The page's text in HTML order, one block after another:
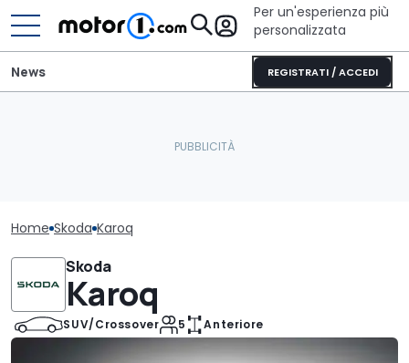
Per un'esperienza più
personalizzata
REGISTRATI / ACCEDI
News
Home Skoda Karoq
Skoda
Karoq
SUV/Crossover 5 Anteriore